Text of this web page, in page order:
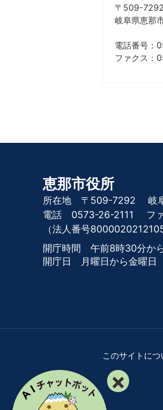
〒509-7292
岐阜県恵那
電話番号
ファクス
恵那市役所
所在地 〒509-7292
岐
電話 0573-26-2111
フ
（法人番号8000020212105
開庁時間 午前8時30分か
開庁日 月曜日から金曜日
このサイトにつ
×